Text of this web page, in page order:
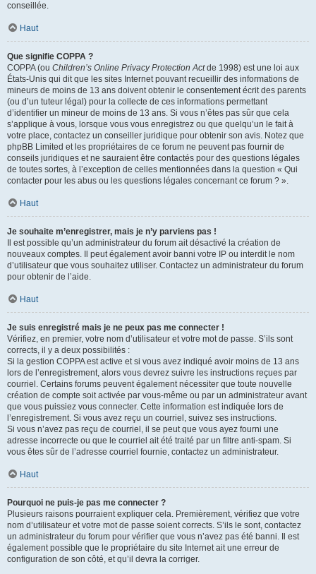
conseillée.
Haut
Que signifie COPPA ?
COPPA (ou Children’s Online Privacy Protection Actde 1998) est une loi aux
États-Unis qui dit que les sites Internet pouvant recueillir des informations de
mineurs de moins de 13 ans doivent obtenir le consentement écrit des parents
(ou d’un tuteur légal) pour la collecte de ces informations permettant
d’identifier un mineur de moins de 13 ans. Si vous n’êtes pas sûr que cela
s’applique à vous, lorsque vous vous enregistrez ou que quelqu’un le fait à
votre place, contactez un conseiller juridique pour obtenir son avis. Notez que
phpBB Limited et les propriétaires de ce forum ne peuvent pas fournir de
conseils juridiques et ne sauraient être contactés pour des questions légales
de toutes sortes, à l’exception de celles mentionnées dans la question « Qui
contacter pour les abus ou les questions légales concernant ce forum ? ».
Haut
Je souhaite m’enregistrer, mais je n’y parviens pas !
Il est possible qu’un administrateur du forum ait désactivé la création de
nouveaux comptes. Il peut également avoir banni votre IP ou interdit le nom
d’utilisateur que vous souhaitez utiliser. Contactez un administrateur du forum
pour obtenir de l’aide.
Haut
Je suis enregistré mais je ne peux pas me connecter !
Vérifiez, en premier, votre nom d’utilisateur et votre mot de passe. S’ils sont
corrects, il y a deux possibilités :
Si la gestion COPPA est active et si vous avez indiqué avoir moins de 13 ans
lors de l’enregistrement, alors vous devrez suivre les instructions reçues par
courriel. Certains forums peuvent également nécessiter que toute nouvelle
création de compte soit activée par vous-même ou par un administrateur avant
que vous puissiez vous connecter. Cette information est indiquée lors de
l’enregistrement. Si vous avez reçu un courriel, suivez ses instructions.
Si vous n’avez pas reçu de courriel, il se peut que vous ayez fourni une
adresse incorrecte ou que le courriel ait été traité par un filtre anti-spam. Si
vous êtes sûr de l’adresse courriel fournie, contactez un administrateur.
Haut
Pourquoi ne puis-je pas me connecter ?
Plusieurs raisons pourraient expliquer cela. Premièrement, vérifiez que votre
nom d’utilisateur et votre mot de passe soient corrects. S’ils le sont, contactez
un administrateur du forum pour vérifier que vous n’avez pas été banni. Il est
également possible que le propriétaire du site Internet ait une erreur de
configuration de son côté, et qu’il devra la corriger.